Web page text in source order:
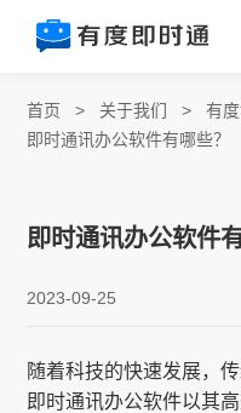
首页 > 关于我们 >有
即时通讯办公软件有哪些？
即时通讯办公软件
2023-09-25
随着科技的快速发展，
即时通讯办公软件以其